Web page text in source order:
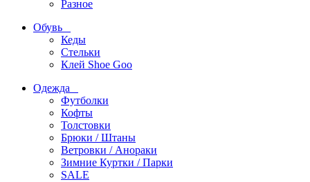
Разное
Обувь
Кеды
Стельки
Клей Shoe Goo
Одежда
Футболки
Кофты
Толстовки
Брюки / Штаны
Ветровки / Анораки
Зимние Куртки / Парки
SALE